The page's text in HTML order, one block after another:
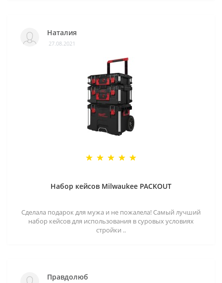
Наталия
27.08.2021
Набор кейсов Milwaukee PACKOUT
Сделала подарок для мужа и не пожалела! Самый лучший
набор кейсов для использования в суровых условиях
стройки ..
Правдолюб